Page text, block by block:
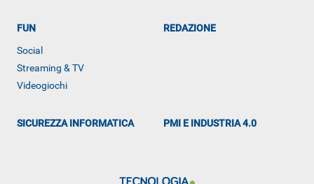
FUN
Social
Streaming & TV
Videogiochi
REDAZIONE
SICUREZZA INFORMATICA PMI E INDUSTRIA 4.0